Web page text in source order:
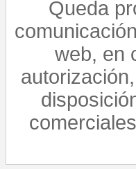
Queda
web, en